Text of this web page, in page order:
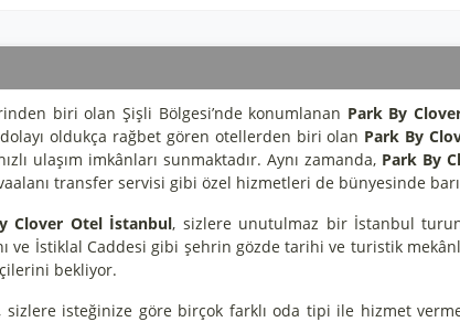
biri olan Şişli Bölgesi’nde konumlanan Park By
oldukça rağbet gören otellerden biri olan Park By
ulaşım imkânları sunmaktadır. Aynı zamanda, Park By
transfer servisi gibi özel hizmetleri de bünyesinde
Clover Otel İstanbul, sizlere unutulmaz bir İstanbul
ve İstiklal Caddesi gibi şehrin gözde tarihi ve turistik
bekliyor.
sizlere isteğinize göre birçok farklı oda tipi ile hizmet